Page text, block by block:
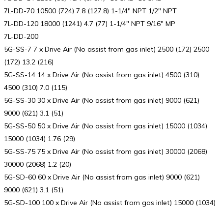
7L-DD-70 10500 (724) 7.8 (127.8) 1-1/4″ NPT 1/2″ NPT
7L-DD-120 18000 (1241) 4.7 (77) 1-1/4″ NPT 9/16″ MP
7L-DD-200
5G-SS-7 7 x Drive Air (No assist from gas inlet) 2500 (172) 2500
(172) 13.2 (216)
5G-SS-14 14 x Drive Air (No assist from gas inlet) 4500 (310)
4500 (310) 7.0 (115)
5G-SS-30 30 x Drive Air (No assist from gas inlet) 9000 (621)
9000 (621) 3.1 (51)
5G-SS-50 50 x Drive Air (No assist from gas inlet) 15000 (1034)
15000 (1034) 1.76 (29)
5G-SS-75 75 x Drive Air (No assist from gas inlet) 30000 (2068)
30000 (2068) 1.2 (20)
5G-SD-60 60 x Drive Air (No assist from gas inlet) 9000 (621)
9000 (621) 3.1 (51)
5G-SD-100 100 x Drive Air (No assist from gas inlet) 15000 (1034)